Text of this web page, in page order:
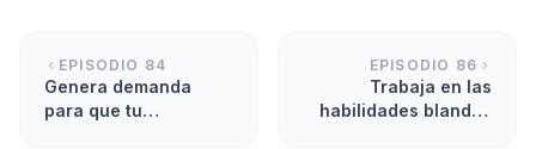
EPISODIO 84
Genera demanda
para que tu
EPISODIO 86
Trabaja en las
habilidades blandas